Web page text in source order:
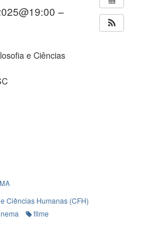
–
e Ciências
Ciências Humanas (CFH)
filme